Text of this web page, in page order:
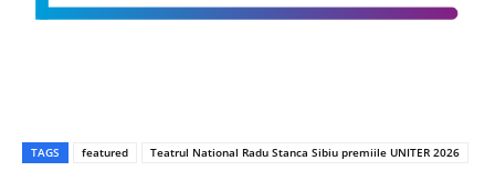
TAGS featured Teatrul National Radu Stanca Sibiu premiile UNITER 2026